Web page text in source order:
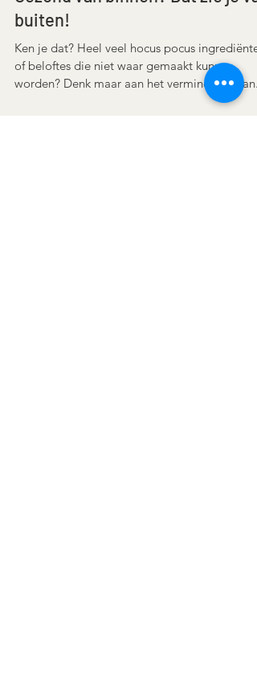
Gezond van binnen? Dat zie je
buiten!
Ken je dat? Heel veel hocus pocus
of beloftes die niet waar gemaakt kunnen